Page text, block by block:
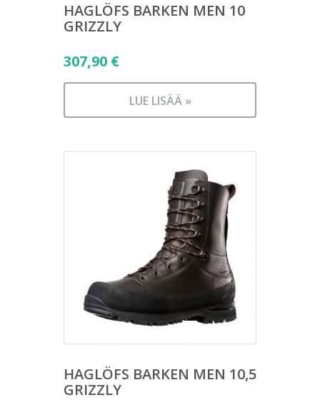
HAGLÖFS BARKEN MEN 10
GRIZZLY
307,90 €
LUE LISÄÄ »
HAGLÖFS BARKEN MEN 10,5
GRIZZLY